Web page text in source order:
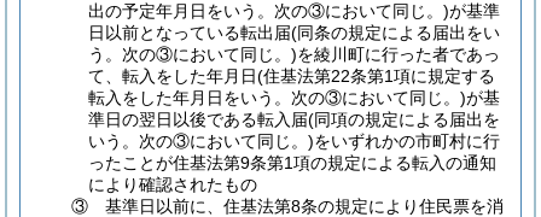
出の予定年月日をいう。次の③において同じ。)が基準
日以前となっている転出届(同条の規定による届出をい
う。次の③において同じ。)を綾川町に行った者であっ
て、転入をした年月日(住基法第22条第1項に規定する
転入をした年月日をいう。次の③において同じ。)が基
準日の翌日以後である転入届(同項の規定による届出を
いう。次の③において同じ。)をいずれかの市町村に行
ったことが住基法第9条第1項の規定による転入の通知
により確認されたもの
③ 基準日以前に、住基法第8条の規定により住民票を消